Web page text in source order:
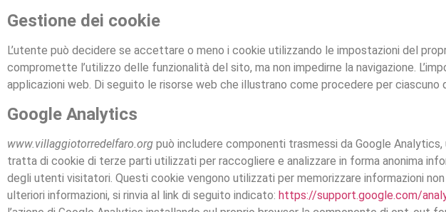
Gestione dei cookie
L’utente può decidere se accettare o meno i cookie utilizzando le impostazioni del
compromette l’utilizzo delle funzionalità del sito, ma non impedirne la navigazione.
applicazioni web. Di seguito le risorse web che illustrano come procedere per ciascuno
Google Analytics
www.villaggiotorredelfaro.org può includere componenti trasmessi da Google
tratta di cookie di terze parti utilizzati per raccogliere e analizzare in forma anonima
degli utenti visitatori. Questi cookie vengono utilizzati per memorizzare informazioni
ulteriori informazioni, si rinvia al link di seguito indicato: https://support.google.com/